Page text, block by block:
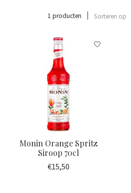
1 producten Sorteren op
Monin Orange Spritz
Siroop 70cl
€15,50